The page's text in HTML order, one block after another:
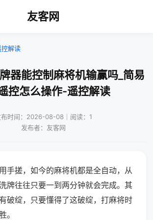
友客网
控解读
器能控制麻将机输赢吗_简易
控怎么操作-遥控解读
布时间：2026-08-08｜阅读：1
发布者：友客网
手搓，如今的麻将机都是全自动，从
牌往往只要一到两分钟就会完成。其
破绽，只要懂得了这破绽，打麻将时
。